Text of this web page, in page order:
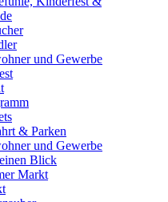
und Gewerbe
& Parken
und Gewerbe
Blick
Markt